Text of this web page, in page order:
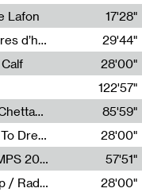
Lafon
17'28"
Paysages animés #3 : Prairies – Histoires d’herbes et d’humains
29'44"
28'00"
122'57"
Formule Magique #3 : Selim-a Attalah Chettaoui
85'59"
Radia Show #1103 : “Learning AI How To Dream” by Sebastian Dingens (Radio Campus Bruxelles)
28'00"
LA PYRAMIDE DE BOIS 12 / PRINTEMPS 2026
57'51"
Radia Show #1102 : The Economic Trip / Radio Grenouille
28'00"